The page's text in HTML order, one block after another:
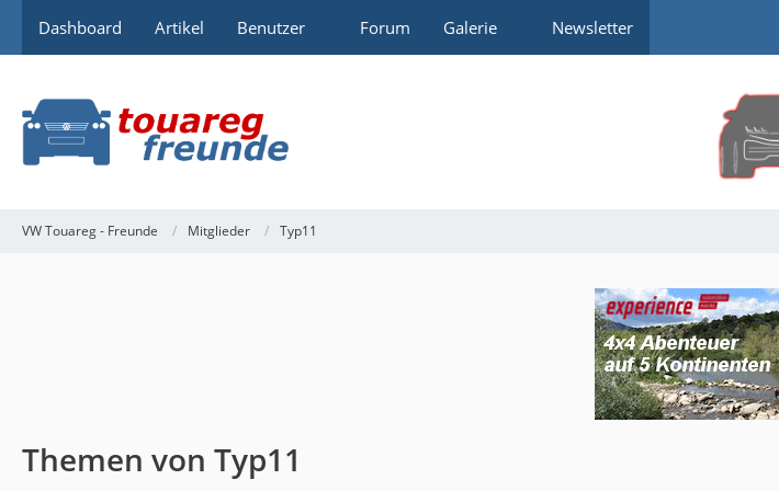
Dashboard Artikel Benutzer Forum Galerie Newsletter
VW Touareg - Freunde Mitglieder Typ11
Themen von Typ11